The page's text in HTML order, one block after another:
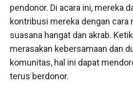
pendonor. Di acara ini, mereka
kontribusi mereka dengan cara
suasana hangat dan akrab.
merasakan kebersamaan dan
komunitas, hal ini dapat
terus berdonor.